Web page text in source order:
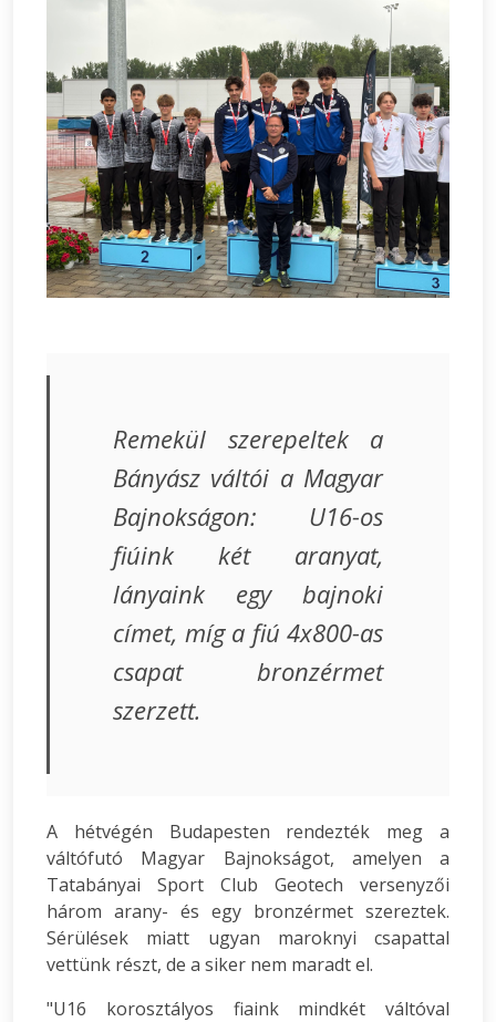
Remekül szerepeltek a
Bányász váltói a Magyar
Bajnokságon: U16-os
fiúink két aranyat,
lányaink egy bajnoki
címet, míg a fiú 4x800-as
csapat bronzérmet
szerzett.
A hétvégén Budapesten rendezték meg a
váltófutó Magyar Bajnokságot, amelyen a
Tatabányai Sport Club Geotech versenyzői
három arany- és egy bronzérmet szereztek.
Sérülések miatt ugyan maroknyi csapattal
vettünk részt, de a siker nem maradt el.
"U16 korosztályos fiaink mindkét váltóval